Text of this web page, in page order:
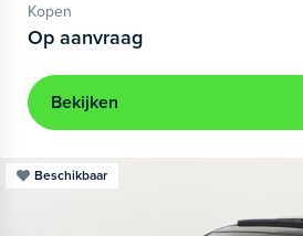
Kopen
Op aanvraag
Bekijken
Beschikbaar